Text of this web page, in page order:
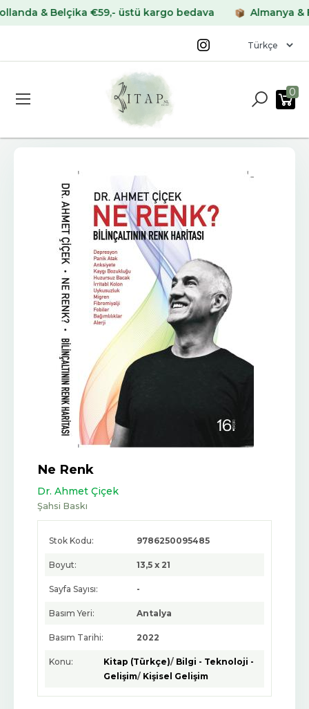
& Belçika €59,- üstü kargo bedava Almanya &
0
Ne Renk
Dr. Ahmet Çiçek
Şahsi Baskı
Stok Kodu: 9786250095485
Boyut: 13,5 x 21
Sayfa Sayısı: -
Basım Yeri: Antalya
Basım Tarihi: 2022
Konu: Kitap (Türkçe)/ Bilgi - Teknoloji -
Gelişim/ Kişisel Gelişim